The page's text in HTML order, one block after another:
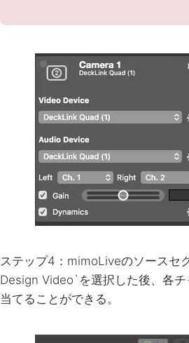
ステップ4：mimoLiveのソースセ
Design Video`を選択した後、各チ
当てることができる。